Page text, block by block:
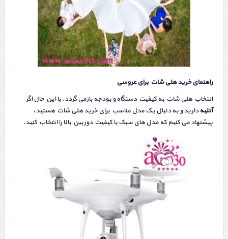
راهنمای خرید هلی شات برای عروسی
انتخاب هلی شات به کیفیت دستگاه و بودجه بازمی گردد. با این حال اگر
آتلیهدارید و به دنبال یک مدل مناسب برای خرید هلی شات هستید،
پیشنهاد می کنیم که مدل های سبک با کیفیت دوربین بالا را انتخاب کنید.